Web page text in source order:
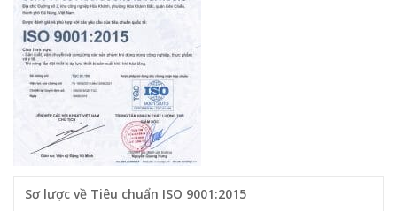
Sơ lược về Tiêu chuẩn ISO 9001:2015